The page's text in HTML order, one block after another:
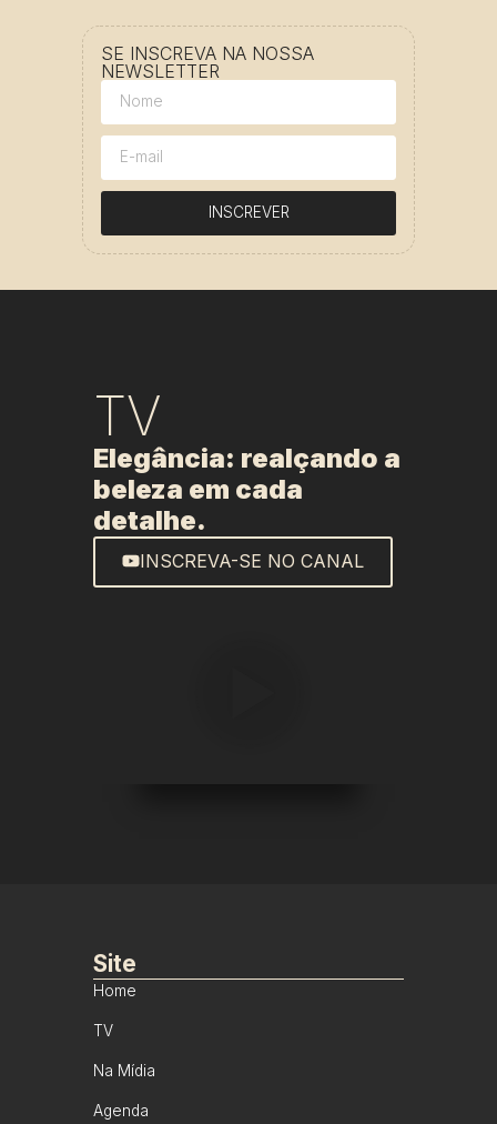
SE INSCREVA NA NOSSA
NEWSLETTER
INSCREVER
TV
Elegância: realçando a
beleza em cada
detalhe.
INSCREVA-SE NO CANAL
Site
Home
TV
Na Mídia
Agenda